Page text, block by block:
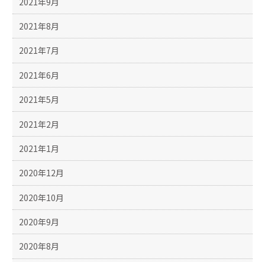
2021年8月
2021年7月
2021年6月
2021年5月
2021年2月
2021年1月
2020年12月
2020年10月
2020年9月
2020年8月